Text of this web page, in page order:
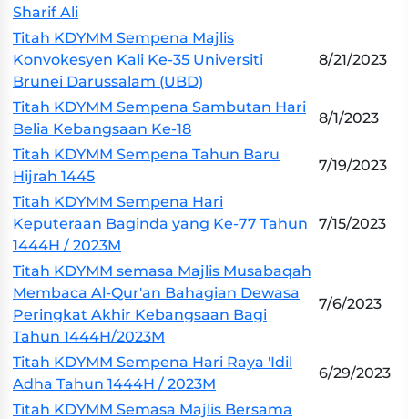
Sharif Ali
Titah KDYMM Sempena Majlis
Konvokesyen Kali Ke-35 Universiti
Brunei Darussalam (UBD)
8/21/2023
Titah KDYMM Sempena Sambutan Hari
Belia Kebangsaan Ke-18
8/1/2023
Titah KDYMM Sempena Tahun Baru
Hijrah 1445
7/19/2023
Titah KDYMM Sempena Hari
Keputeraan Baginda yang Ke-77 Tahun
1444H / 2023M
7/15/2023
Titah KDYMM semasa Majlis Musabaqah
Membaca Al-Qur'an Bahagian Dewasa
Peringkat Akhir Kebangsaan Bagi
Tahun 1444H/2023M
7/6/2023
Titah KDYMM Sempena Hari Raya 'Idil
Adha Tahun 1444H / 2023M
6/29/2023
Titah KDYMM Semasa Majlis Bersama